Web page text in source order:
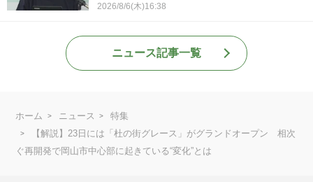
2026/8/6(木)16:38
ニュース記事一覧
ホーム ニュース
特集
【解説】23日には「杜の街グレース」がグランドオープン 相次
ぐ再開発で岡山市中心部に起きている“変化”とは